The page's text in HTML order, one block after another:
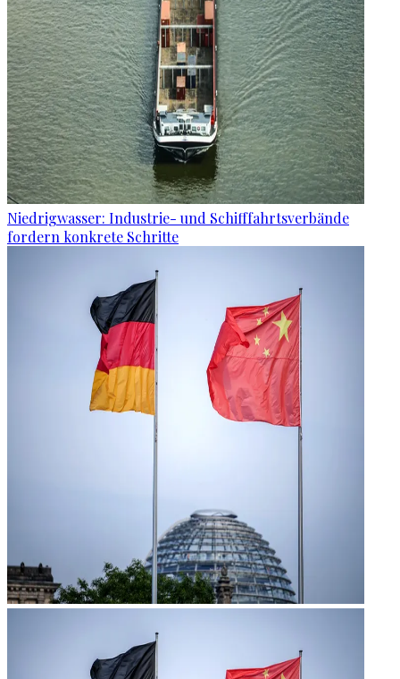
Niedrigwasser: Industrie- und Schifffahrtsverbände
fordern konkrete Schritte